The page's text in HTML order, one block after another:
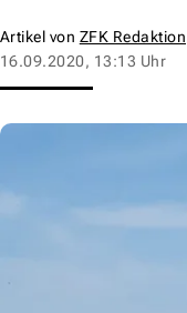
Artikel von ZFK Redaktion
16.09.2020, 13:13 Uhr